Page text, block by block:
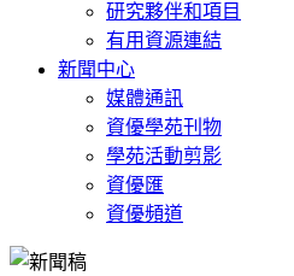
研究夥伴和項目
有用資源連結
新聞中心
媒體通訊
資優學苑刊物
學苑活動剪影
資優匯
資優頻道